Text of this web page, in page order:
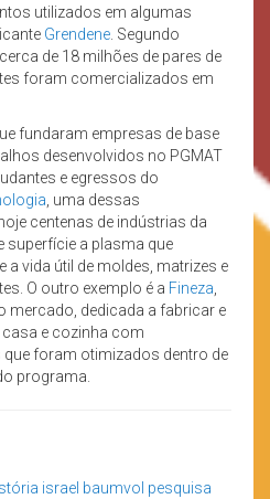
utilizados em algumas
Grendene . Segundo
de 18 milhões de pares de
foram comercializados em
fundaram empresas de base
desenvolvidos no PGMAT
e egressos do
, uma dessas
centenas de indústrias da
superfície a plasma que
a vida útil de moldes, matrizes e
O outro exemplo é a Fineza
mercado, dedicada a fabricar e
e cozinha com
foram otimizados dentro de
programa.
israel baumvol pesquisa